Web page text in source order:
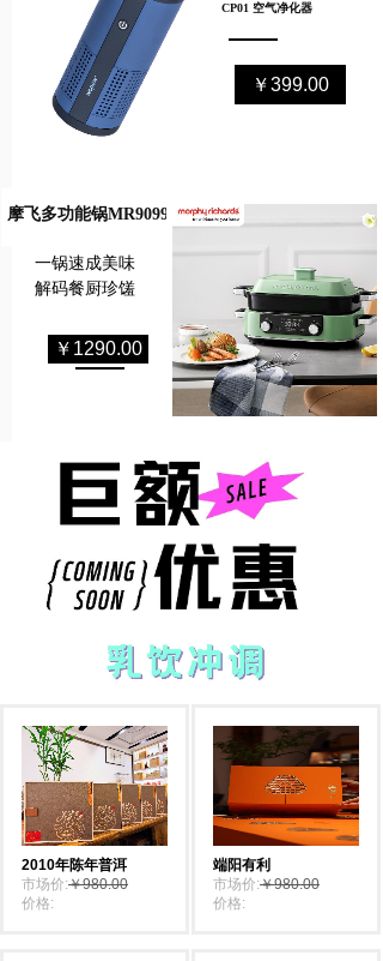
￥399.00
CP01 空气净化器
一锅速成美味
解码餐厨珍馐
摩飞多功能锅MR9099
￥1290.00
2010年陈年普洱
市场价:￥980.00
价格:
端阳有利
市场价:￥980.00
价格: